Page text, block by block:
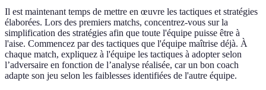
Il est maintenant temps de mettre en œuvre les tactiques et stratégies
élaborées. Lors des premiers matchs, concentrez-vous sur la
simplification des stratégies afin que toute l'équipe puisse être à
l'aise. Commencez par des tactiques que l'équipe maîtrise déjà. À
chaque match, expliquez à l'équipe les tactiques à adopter selon
l’adversaire en fonction de l’analyse réalisée, car un bon coach
adapte son jeu selon les faiblesses identifiées de l'autre équipe.